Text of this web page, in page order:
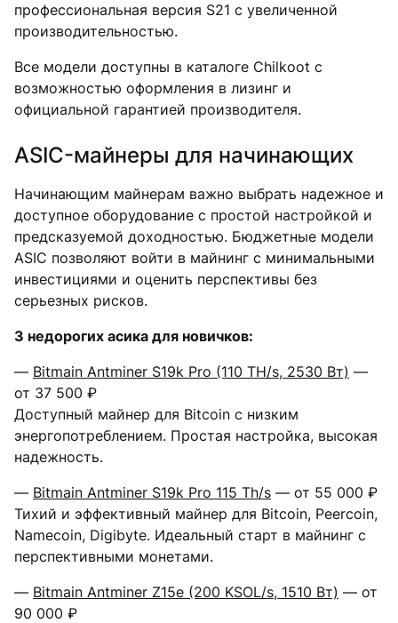
профессиональная версия S21 с увеличенной
производительностью.
Все модели доступны в каталоге Chilkoot с
возможностью оформления в лизинг и
официальной гарантией производителя.
ASIC-майнеры для начинающих
Начинающим майнерам важно выбрать надежное и
доступное оборудование с простой настройкой и
предсказуемой доходностью. Бюджетные модели
ASIC позволяют войти в майнинг с минимальными
инвестициями и оценить перспективы без
серьезных рисков.
3 недорогих асика для новичков:
— Bitmain Antminer S19k Pro (110 TH/s, 2530 Вт) —
от 37 500 ₽
Доступный майнер для Bitcoin с низким
энергопотреблением. Простая настройка, высокая
надежность.
— Bitmain Antminer S19k Pro 115 Th/s — от 55 000 ₽
Тихий и эффективный майнер для Bitcoin, Peercoin,
Namecoin, Digibyte. Идеальный старт в майнинг c
перспективными монетами.
— Bitmain Antminer Z15e (200 KSOL/s, 1510 Вт) — от
90 000 ₽